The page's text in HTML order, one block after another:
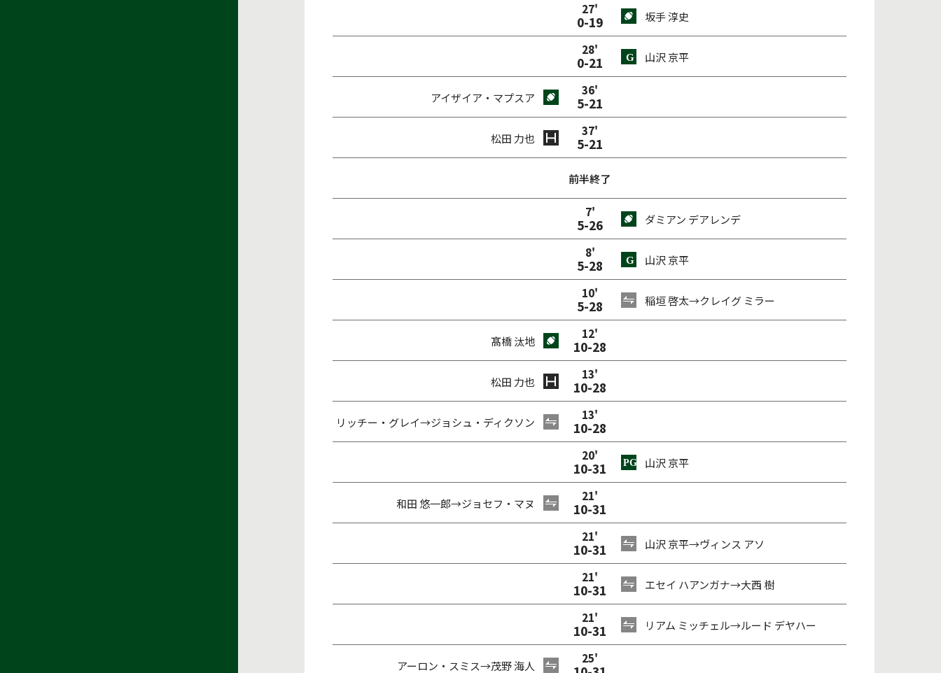
27'
0-19 坂手 淳史
28'
0-21 山沢 京平
アイザイア・マプスア
36'
5-21
松田 力也
37'
5-21
前半終了
7'
5-26 ダミアン デアレンデ
8'
5-28 山沢 京平
10'
5-28 稲垣 啓太→クレイグ ミラー
髙橋 汰地
12'
10-28
松田 力也
13'
10-28
リッチー・グレイ→ジョシュ・ディクソン
13'
10-28
20'
10-31 山沢 京平
和田 悠一郎→ジョセフ・マヌ
21'
10-31
21'
10-31 山沢 京平→ヴィンス アソ
21'
10-31 エセイ ハアンガナ→大西 樹
21'
10-31 リアム ミッチェル→ルード デヤハー
アーロン・スミス→茂野 海人
25'